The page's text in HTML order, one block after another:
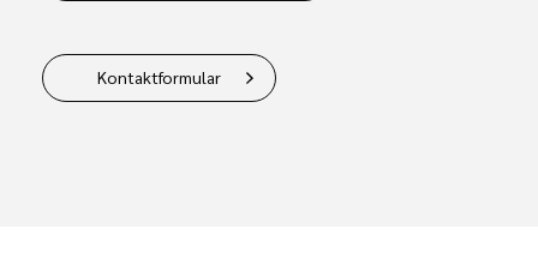
Kontaktformular